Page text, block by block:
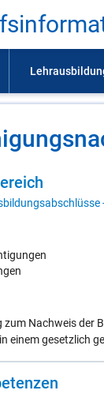
Nachweis der
einem gesetzlich